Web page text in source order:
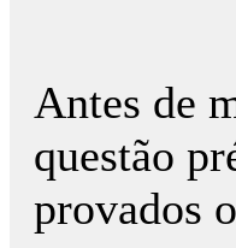
Antes de
questão
provados